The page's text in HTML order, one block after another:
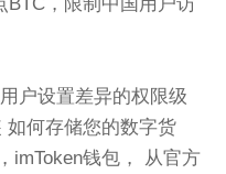
户设置差异的权限级
如何存储您的数字货
imToken钱包， 从官方